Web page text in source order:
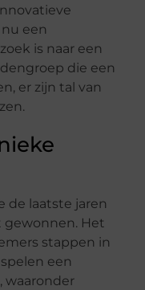
een
is naar een
die een
er zijn tal van
de laatste jaren
Het
stappen in
een
waaronder